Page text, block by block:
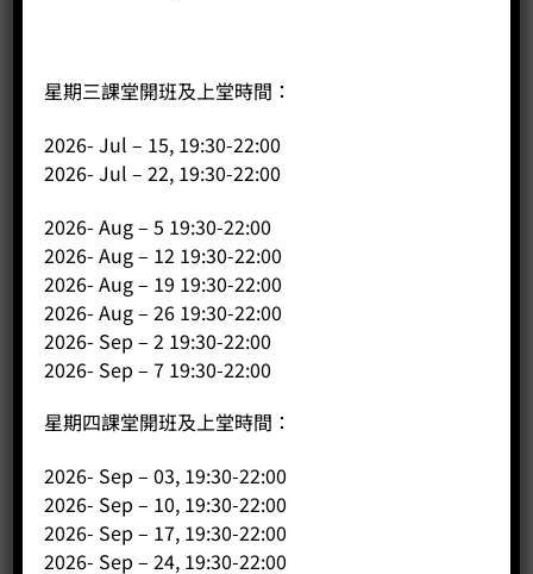
愛樂壓
-
BUY NOW
星期三課堂開班及上堂時間：
2026- Jul – 15, 19:30-22:00
2026- Jul – 22, 19:30-22:00
2026- Aug – 5 19:30-22:00
2026- Aug – 12 19:30-22:00
2026- Aug – 19 19:30-22:00
2026- Aug – 26 19:30-22:00
2026- Sep – 2 19:30-22:00
2026- Sep – 7 19:30-22:00
星期四課堂開班及上堂時間：
2026- Sep – 03, 19:30-22:00
2026- Sep – 10, 19:30-22:00
2026- Sep – 17, 19:30-22:00
2026- Sep – 24, 19:30-22:00